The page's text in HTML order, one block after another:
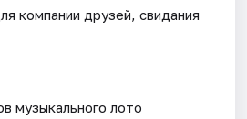
компании друзей, свидания
музыкального лото